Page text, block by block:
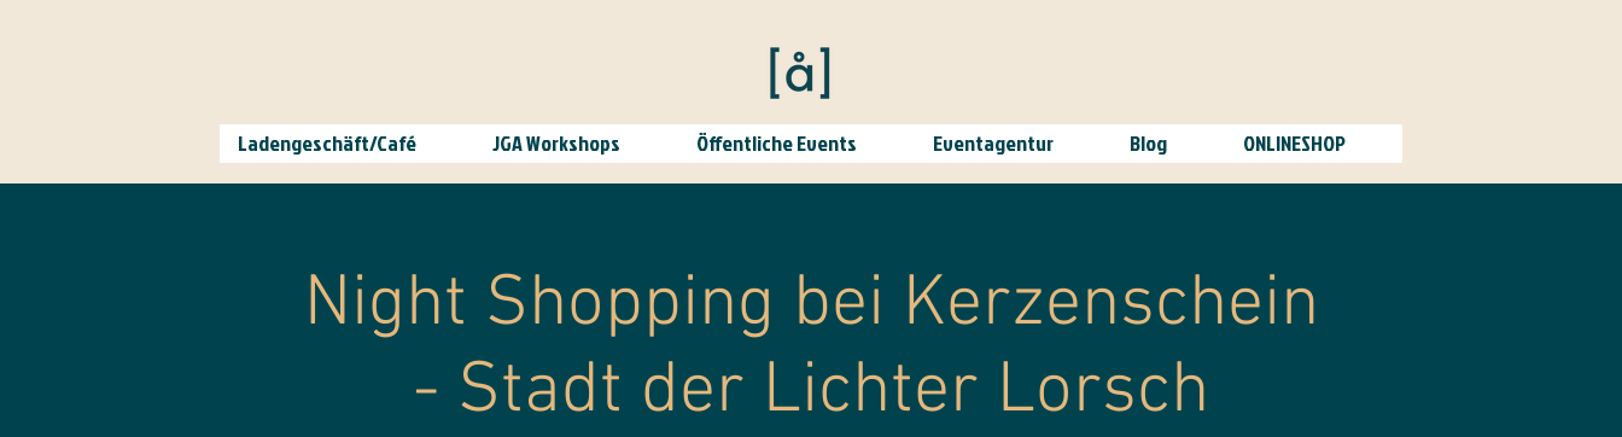
Ladengeschäft/Café JGA Workshops Öffentliche Events Eventagentur Blog ONLINESHOP
Night Shopping bei Kerzenschein
- Stadt der Lichter Lorsch